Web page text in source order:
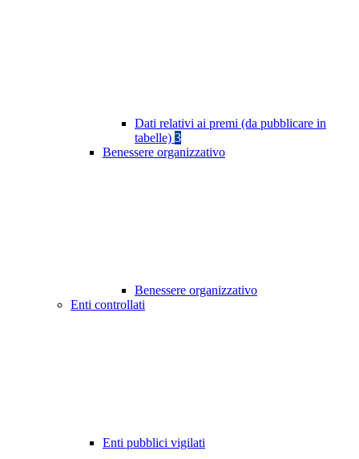
Dati relativi ai premi (da pubblicare in
tabelle) 3
Benessere organizzativo
Benessere organizzativo
Enti controllati
Enti pubblici vigilati